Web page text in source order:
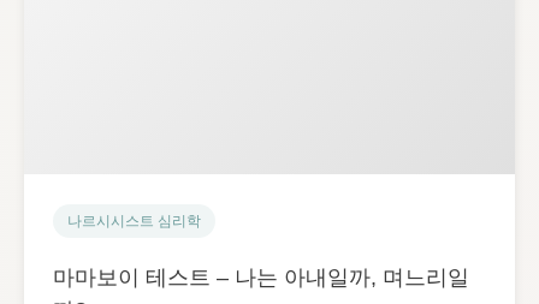
나르시시스트 심리학
마마보이 테스트 – 나는 아내일까, 며느리일